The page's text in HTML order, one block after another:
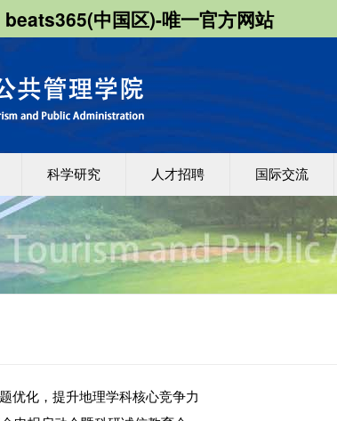
beats365(中国区)-唯一官方网站
科学研究 人才招聘 国际交流
优化，提升地理学科核心竞争力